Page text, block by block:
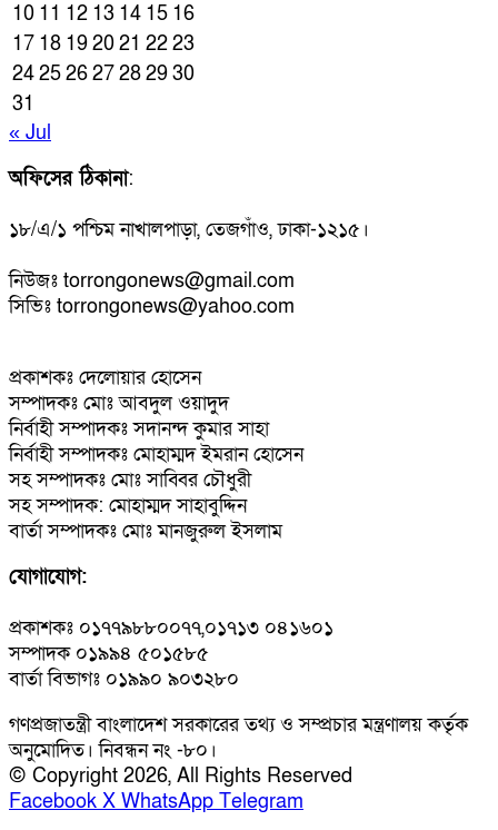
10 11 12 13 14 15 16
17 18 192021 2223
24252627282930
31
« Jul
অফিসের ঠিকানা:
১৮/এ/১ পশ্চিম নাখালপাড়া, তেজগাঁও, ঢাকা-১২১৫।
নিউজঃ torrongonews@gmail.com
সিভিঃ torrongonews@yahoo.com
প্রকাশকঃ দেলোয়ার হোসেন
সম্পাদকঃ মোঃ আবদুল ওয়াদুদ
নির্বাহী সম্পাদকঃ সদানন্দ কুমার সাহা
নির্বাহী সম্পাদকঃ মোহাম্মদ ইমরান হোসেন
সহ সম্পাদকঃ মোঃ সাব্বির চৌধুরী
সহ সম্পাদক: মোহাম্মদ সাহাবুদ্দিন
বার্তা সম্পাদকঃ মোঃ মানজুরুল ইসলাম
যোগাযোগ:
প্রকাশকঃ ০১৭৭৯৮৮০০৭৭,০১৭১৩ ০৪১৬০১
সম্পাদক ০১৯৯৪ ৫০১৫৮৫
বার্তা বিভাগঃ ০১৯৯০ ৯০৩২৮০
গণপ্রজাতন্ত্রী বাংলাদেশ সরকারের তথ্য ও সম্প্রচার মন্ত্রণালয় কর্তৃক
অনুমোদিত। নিবন্ধন নং -৮০।
© Copyright 2026, All Rights Reserved
Facebook X WhatsApp Telegram